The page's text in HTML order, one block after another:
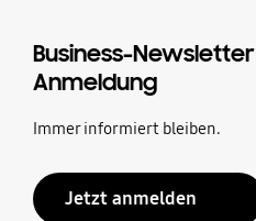
Business-Newsletter
Anmeldung
Immer informiert bleiben.
Jetzt anmelden